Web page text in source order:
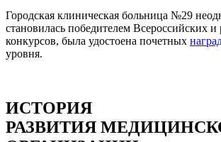
Городская клиническая больница №29
становилась победителем Всероссийских
конкурсов, была удостоена почетных
уровня.
ИСТОРИЯ
РАЗВИТИЯ